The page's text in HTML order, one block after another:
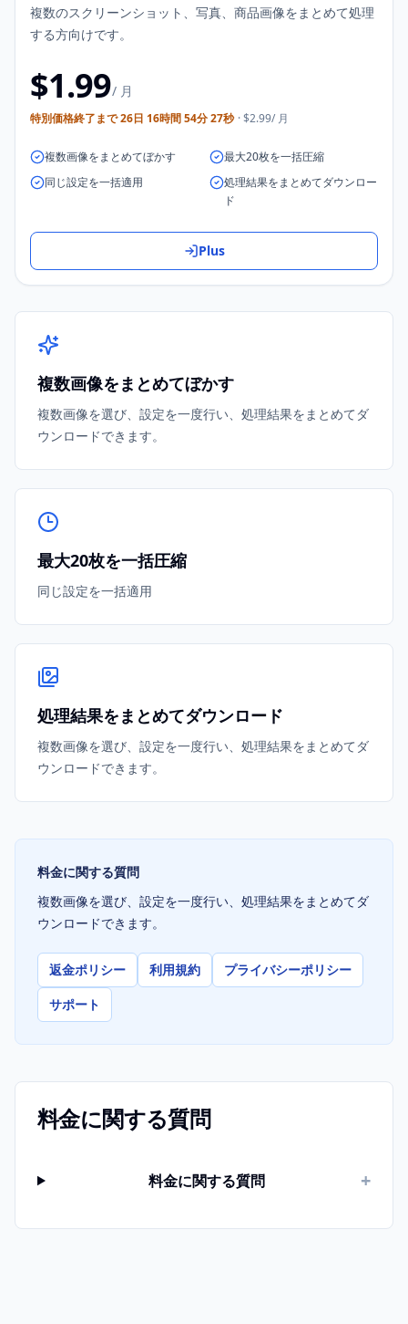
複数のスクリーンショット、写真、商品画像をまとめて処理
する方向けです。
$1.99/ 月
特別価格終了まで26日 16時間 54分 27秒 · $2.99/ 月
複数画像をまとめてぼかす
最大20枚を一括圧縮
同じ設定を一括適用
処理結果をまとめてダウンロー
ド
Plus
複数画像をまとめてぼかす
複数画像を選び、設定を一度行い、処理結果をまとめてダ
ウンロードできます。
最大20枚を一括圧縮
同じ設定を一括適用
処理結果をまとめてダウンロード
複数画像を選び、設定を一度行い、処理結果をまとめてダ
ウンロードできます。
料金に関する質問
複数画像を選び、設定を一度行い、処理結果をまとめてダ
ウンロードできます。
返金ポリシー 利用規約
プライバシーポリシー
サポート
料金に関する質問
料金に関する質問 +